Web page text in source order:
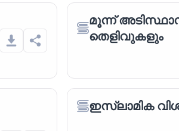
മൂന്ന്
തെളിവുകളും
ഇസ്‌ലാമിക